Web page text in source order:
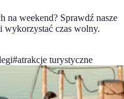
na weekend? Sprawdź nasze
wykorzystać czas wolny.
#atrakcje turystyczne